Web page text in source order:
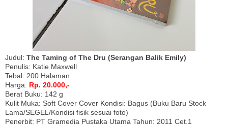
Judul: The Taming of The Dru (Serangan Balik Emily)
Penulis: Katie Maxwell
Tebal: 200 Halaman
Harga: Rp. 20.000,-
Berat Buku: 142 g
Kulit Muka: Soft Cover Cover Kondisi: Bagus (Buku Baru Stock
Lama/SEGEL/Kondisi fisik sesuai foto)
Penerbit: PT Gramedia Pustaka Utama Tahun: 2011 Cet.1